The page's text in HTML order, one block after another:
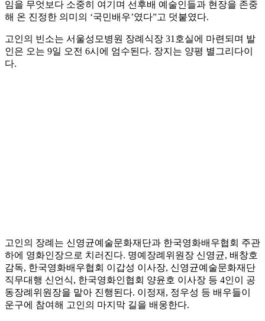
임을 무엇보다 소중히 여기며 선후배 예술인들과 현장을 존중
해 온 진정한 의미의 ‘국민배우’였다”고 덧붙였다.
고인의 빈소는 서울성모병원 장례식장 31호실에 마련되며 발
인은 오는 9일 오전 6시에 엄수된다. 장지는 양평 별그리다이
다.
고인의 장례는 신영균예술문화재단과 한국영화배우협회 주관
하에 영화인장으로 치러진다. 명예장례위원장 신영균, 배창호
감독, 한국영화배우협회 이갑성 이사장, 신영균예술문화재단
직무대행 신언식, 한국영화인협회 양윤호 이사장 등 4인이 공
동장례위원장을 맡아 진행된다. 이정재, 정우성 등 배우들이
운구에 참여해 고인의 마지막 길을 배웅한다.